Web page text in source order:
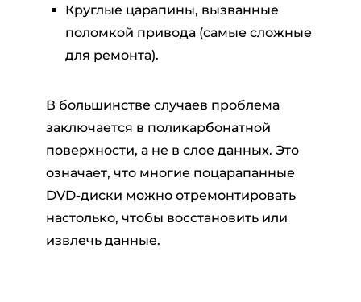
Круглые царапины, вызванные
поломкой привода (самые сложные
для ремонта).
В большинстве случаев проблема
заключается в поликарбонатной
поверхности, а не в слое данных. Это
означает, что многие поцарапанные
DVD-диски можно отремонтировать
настолько, чтобы восстановить или
извлечь данные.